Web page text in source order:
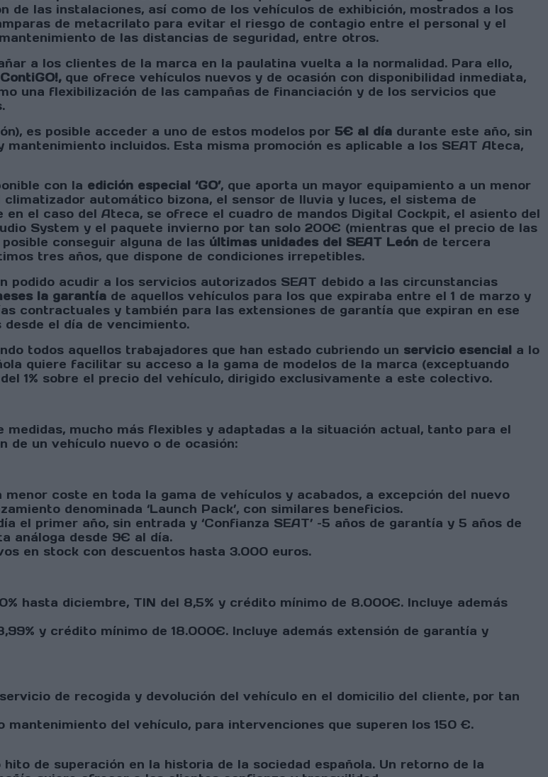
de las instalaciones, así como de los vehículos de exhibición, mostrados a los
de metacrilato para evitar el riesgo de contagio entre el personal y el
de las distancias de seguridad, entre otros.
a los clientes de la marca en la paulatina vuelta a la normalidad. Para ello,
que ofrece vehículos nuevos y de ocasión con disponibilidad inmediata,
una flexibilización de las campañas de financiación y de los servicios que
es posible acceder a uno de estos modelos por 5€ al día durante este año, sin
mantenimiento incluidos. Esta misma promoción es aplicable a los SEAT Ateca,
con la edición especial ‘GO’, que aporta un mayor equipamiento a un menor
automático bizona, el sensor de lluvia y luces, el sistema de
el caso del Ateca, se ofrece el cuadro de mandos Digital Cockpit, el asiento del
System y el paquete invierno por tan solo 200€ (mientras que el precio de las
conseguir alguna de las últimas unidades del SEAT León de tercera
tres años, que dispone de condiciones irrepetibles.
podido acudir a los servicios autorizados SEAT debido a las circunstancias
la garantía de aquellos vehículos para los que expiraba entre el 1 de marzo y
contractuales y también para las extensiones de garantía que expiran en ese
el día de vencimiento.
todos aquellos trabajadores que han estado cubriendo un servicio esencial a lo
quiere facilitar su acceso a la gama de modelos de la marca (exceptuando
1% sobre el precio del vehículo, dirigido exclusivamente a este colectivo.
medidas, mucho más flexibles y adaptadas a la situación actual, tanto para el
de un vehículo nuevo o de ocasión:
menor coste en toda la gama de vehículos y acabados, a excepción del nuevo
denominada ‘Launch Pack’, con similares beneficios.
el primer año, sin entrada y ‘Confianza SEAT’ –5 años de garantía y 5 años de
análoga desde 9€ al día.
en stock con descuentos hasta 3.000 euros.
hasta diciembre, TIN del 8,5% y crédito mínimo de 8.000€. Incluye además
y crédito mínimo de 18.000€. Incluye además extensión de garantía y
de recogida y devolución del vehículo en el domicilio del cliente, por tan
del vehículo, para intervenciones que superen los 150 €.
de superación en la historia de la sociedad española. Un retorno de la